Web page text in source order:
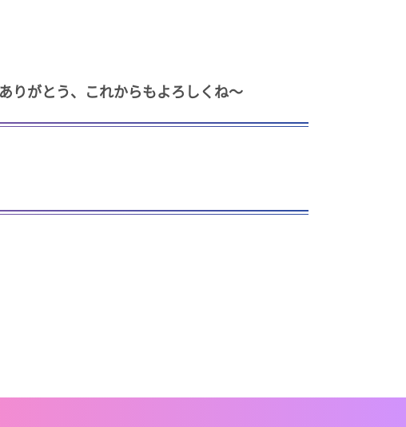
りがとう、これからもよろしくね～